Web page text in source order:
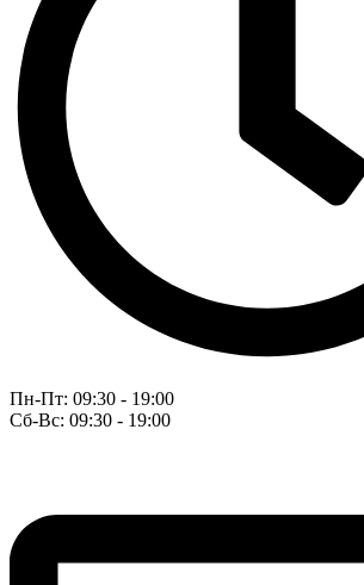
Пн-Пт: 09:30 - 19:00
Сб-Вс: 09:30 - 19:00